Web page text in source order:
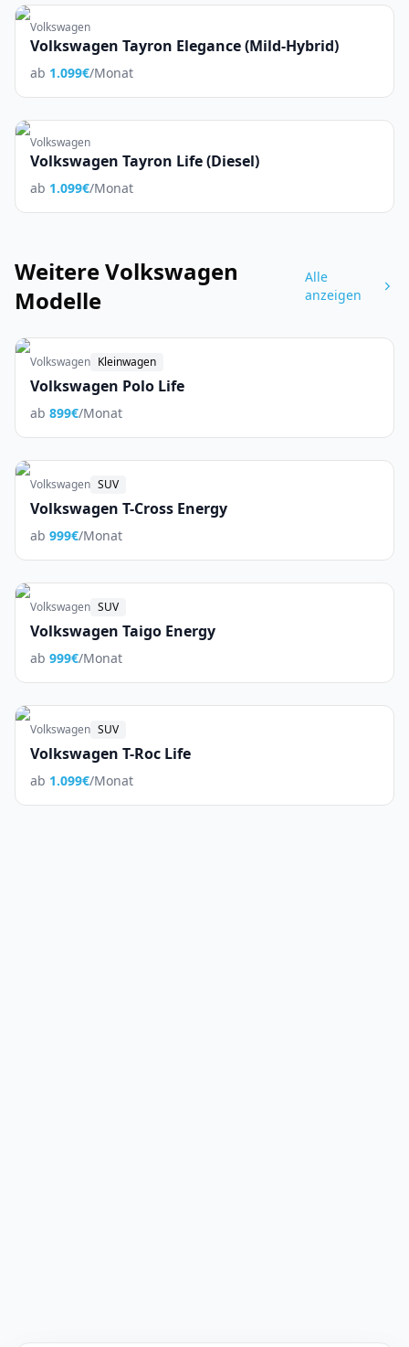
Volkswagen
Volkswagen Tayron Elegance (Mild-Hybrid)
ab 1.099€/Monat
Volkswagen
Volkswagen Tayron Life (Diesel)
ab 1.099€/Monat
WeitereVolkswagen
Modelle
Alle
anzeigen
Volkswagen Kleinwagen
Volkswagen Polo Life
ab 899€/Monat
Volkswagen SUV
Volkswagen T-Cross Energy
ab 999€/Monat
Volkswagen SUV
Volkswagen Taigo Energy
ab 999€/Monat
Volkswagen SUV
Volkswagen T-Roc Life
ab 1.099€/Monat